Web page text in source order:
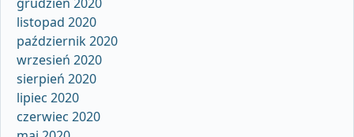
listopad 2020
październik 2020
wrzesień 2020
sierpień 2020
lipiec 2020
czerwiec 2020